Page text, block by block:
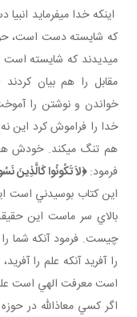
اينکه خدا مي فرمايد
که شايسته دست است،
مي ديدند که شايسته است
مقابل را هم بيان
خواندن و نوشتن را
خدا را فراموش کرد اين
هم تنگ مي کند. خودش هم
فرمود:﴿لاَ تَكُونُوا كَالَّذِينَ
اين کتاب بوسيدني است
بالاي سر ماست اين
چيست. فرمود آنکه شما را
را آفريد آنکه علم را
است معرفت الهي است
اگر کسي معاذالله در